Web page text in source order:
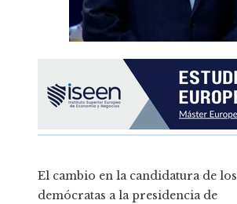
El cambio en la candidatura de los
demócratas a la presidencia de